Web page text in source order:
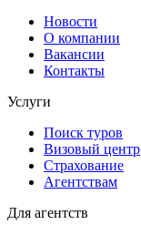
Новости
О компании
Вакансии
Контакты
Услуги
Поиск туров
Визовый центр
Страхование
Агентствам
Для агентств